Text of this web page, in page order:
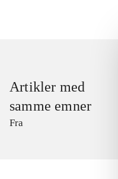
Artikler med
samme emner
Fra